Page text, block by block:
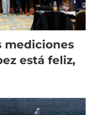
mediciones
está feliz,